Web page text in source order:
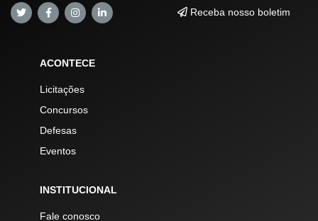
Receba nosso boletim
ACONTECE
Licitações
Concursos
Defesas
Eventos
INSTITUCIONAL
Fale conosco